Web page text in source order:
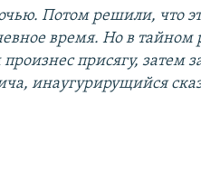
Потом решили, что
время. Но в
присягу, затем
инаугурирущийся